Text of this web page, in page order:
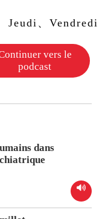
Jeudi、Vendredi
vers le
podcast
dans